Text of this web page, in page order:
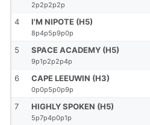
2p2p2p2p
4 I'M NIPOTE (H5)
8p4p5p9p0p
5 SPACE ACADEMY (H5)
9p1p2p2p4p
6 CAPE LEEUWIN (H3)
0p0p5p0p9p
7 HIGHLY SPOKEN (H5)
5p7p4p0p1p